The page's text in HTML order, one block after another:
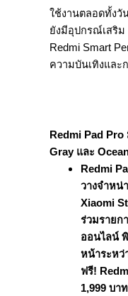
ใช้งานตลอดทั้งวั
ยังมีอุปกรณ์เสริม
Redmi Smart
ความบันเทิงและ
Redmi Pad Pro
Gray และ
Redmi
วางจำหน่
Xiaomi
ร่วมรายก
ออนไลน์
หน้าระหว่
ฟรี!
1,999 บาท